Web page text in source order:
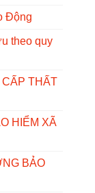
Động
theo quy
THẤT
HIỂM XÃ
BẢO